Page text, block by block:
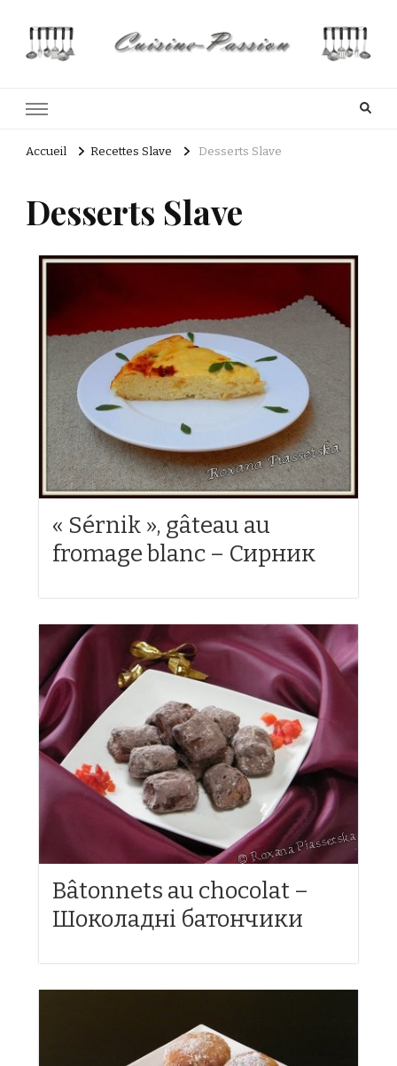
Accueil Recettes Slave Desserts Slave
Desserts Slave
« Sérnik », gâteau au
fromage blanc – Сирник
Bâtonnets au chocolat –
Шоколадні батончики